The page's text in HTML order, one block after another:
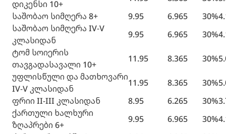
დიკენსი 10+
საშობაო სიმღერა 8+
9.95 6.965 30%
საშობაო სიმღერა IV-V
კლასიდან
9.95 6.965 30%
ტომ სოიერის
თავგადასავალი 10+
11.95 8.365 30%
უფლისწული და მათხოვარი
IV-V კლასიდან
11.95 8.365 30%
ფრიი II-III კლასიდან
8.95 6.265 30%
ქართული ხალხური
ზღაპრები 6+
9.95 6.965 30%